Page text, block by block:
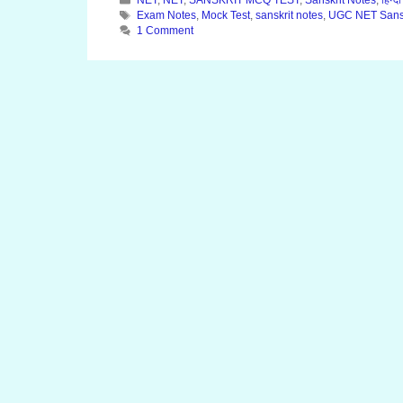
Tags
Exam Notes, Mock Test,sanskrit notes, UGC NET
1 Comment